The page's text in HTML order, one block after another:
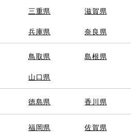
三重県 滋賀県
兵庫県 奈良県
鳥取県 島根県
山口県
徳島県 香川県
福岡県 佐賀県